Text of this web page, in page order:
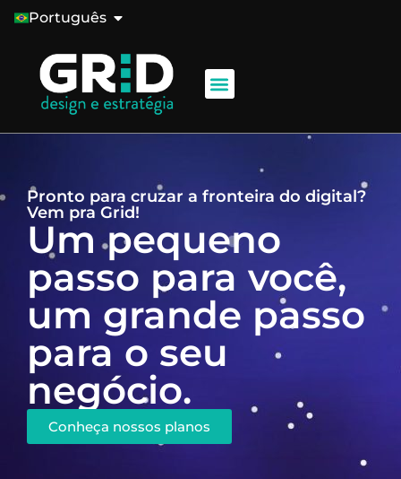
Português
Pronto para cruzar a fronteira do digital?
Vem pra Grid!
Um pequeno
passo para você,
um grande passo
para o seu
negócio.
Conheça nossos planos